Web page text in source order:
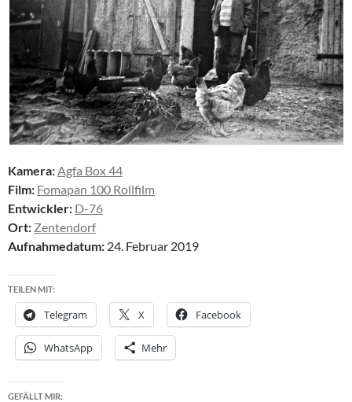
Kamera:Agfa Box 44
Film: Fomapan 100 Rollfilm
Entwickler: D-76
Ort: Zentendorf
Aufnahmedatum: 24. Februar 2019
TEILEN MIT:
Telegram X Facebook
WhatsApp Mehr
GEFÄLLT MIR: